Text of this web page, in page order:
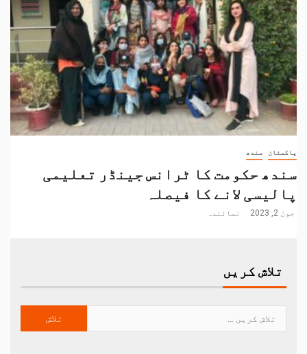
پاکستان سندھ
سندھ حکومت کا ٹرانس جینڈر تعلیمی
پالیسی لانے کا فیصلہ
جون 2, 2023 نمائندہ
تلاش کریں